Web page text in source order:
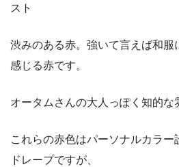
スト
渋みのある赤。強いて言えば和服
感じる赤です。
オータムさんの大人っぽく知的な
これらの赤色はパーソナルカラ
ドレープですが、